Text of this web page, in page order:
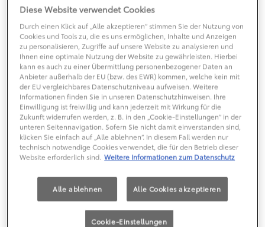
Filter
+- HAUPTTHEMEN
Filter löschen
Diese Website verwendet Cookies
Durch einen Klick auf „Alle akzeptieren“ stimmen Sie der Nutzung von
Cookies und Tools zu, die es uns ermöglichen, Inhalte und Anzeigen
zu personalisieren, Zugriffe auf unsere Website zu analysieren und
Ihnen eine optimale Nutzung der Website zu gewährleisten. Hierbei
kann es auch zu einer Übermittlung personenbezogener Daten an
Anbieter außerhalb der EU (bzw. des EWR) kommen, welche kein mit
der EU vergleichbares Datenschutzniveau aufweisen. Weitere
Informationen finden Sie in unseren Datenschutzhinweisen. Ihre
Einwilligung ist freiwillig und kann jederzeit mit Wirkung für die
Zukunft widerrufen werden, z. B. in den „Cookie-Einstellungen“ in der
unteren Seitennavigation. Sofern Sie nicht damit einverstanden sind,
klicken Sie einfach auf „Alle ablehnen“. In diesem Fall werden nur
technisch notwendige Cookies verwendet, die für den Betrieb dieser
Website erforderlich sind. Weitere Informationen zum Datenschutz
Alle ablehnen Alle Cookies akzeptieren
Cookie-Einstellungen